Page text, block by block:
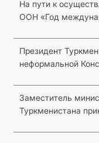
На пути к
ООН «Год
Президент
неформальной
Заместитель
Туркменистана